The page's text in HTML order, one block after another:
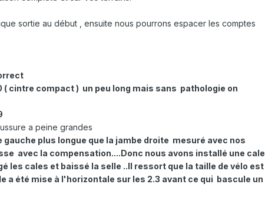
sortie au début , ensuite nous pourrons espacer les comptes
( cintre compact ) un peu long mais sans pathologie on
a peine grandes
gauche plus longue que la jambe droite mesuré avec nos
avec la compensation....Donc nous avons installé une cale
les cales et baissé la selle ..Il ressort que la taille de vélo est
a été mise à l'horizontale sur les 2.3 avant ce qui bascule un